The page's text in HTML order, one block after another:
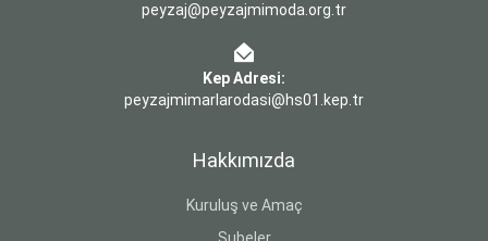
peyzaj@peyzajmimoda.org.tr
Kep Adresi:
peyzajmimarlarodasi@hs01.kep.tr
Hakkımızda
Kuruluş ve Amaç